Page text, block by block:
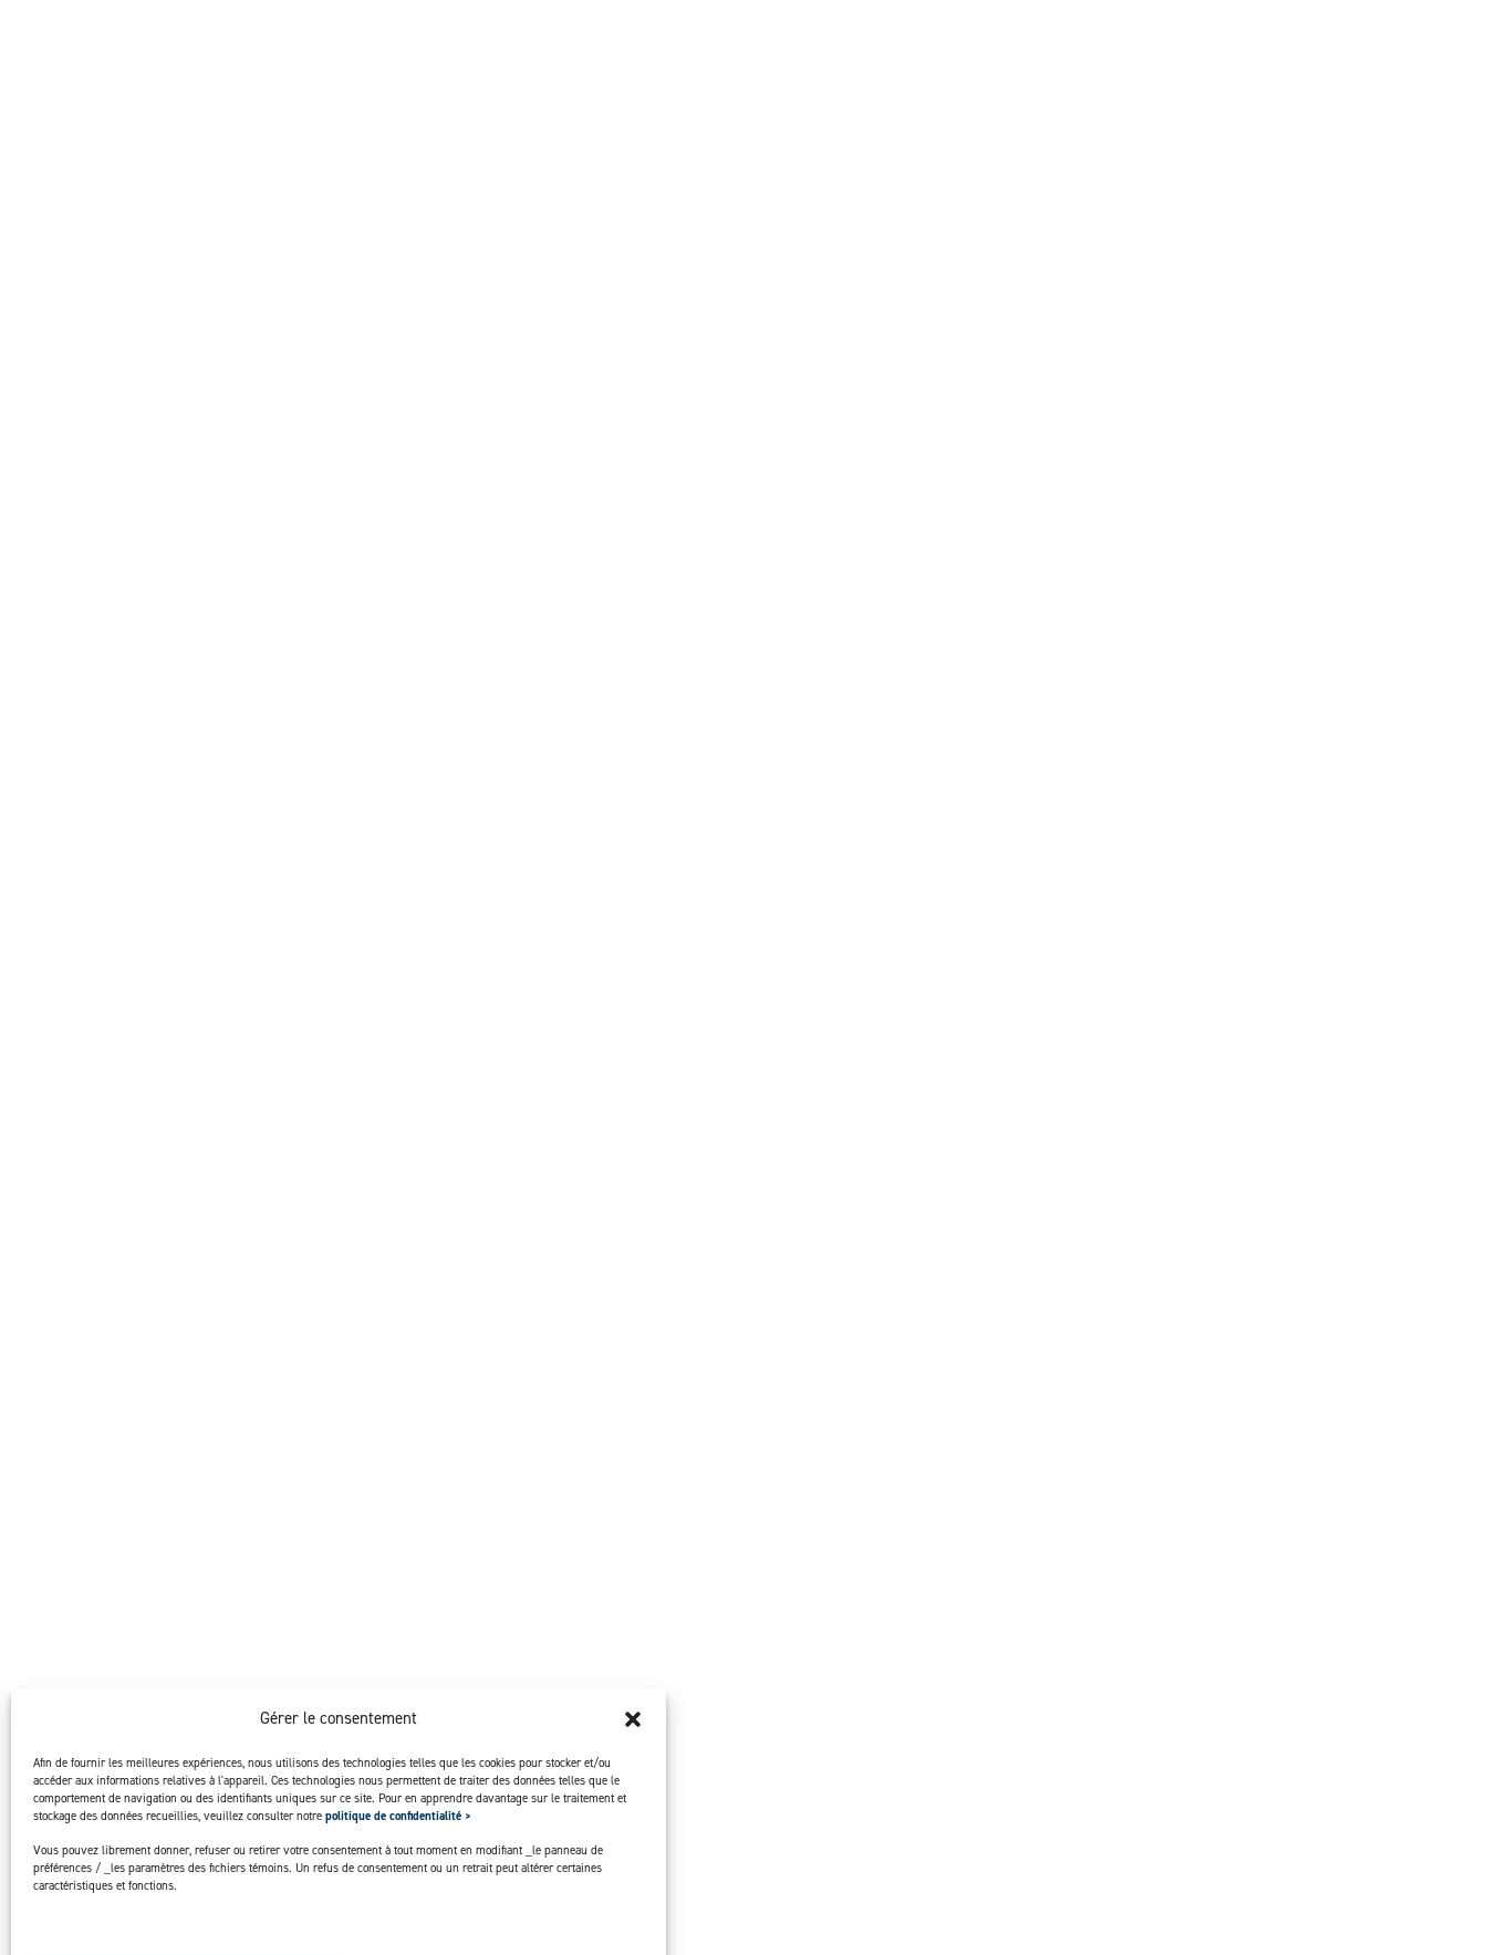
Gérer le consentement
Afin de fournir les meilleures expériences, nous utilisons des technologies telles que les cookies pour stocker et/ou
accéder aux informations relatives à l'appareil. Ces technologies nous permettent de traiter des données telles que le
comportement de navigation ou des identifiants uniques sur ce site. Pour en apprendre davantage sur le traitement et
stockage des données recueillies, veuillez consulter notre politique de confidentialité >
Vous pouvez librement donner, refuser ou retirer votre consentement à tout moment en modifiant _le panneau de
préférences / _les paramètres des fichiers témoins. Un refus de consentement ou un retrait peut altérer certaines
caractéristiques et fonctions.